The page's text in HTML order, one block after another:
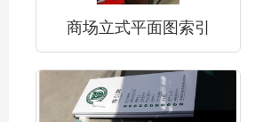
商场立式平面图索引